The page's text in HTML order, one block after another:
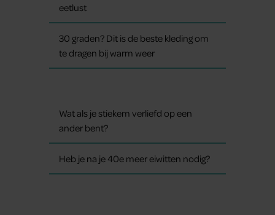
eetlust
30 graden? Dit is de beste kleding om
te dragen bij warm weer
Wat als je stiekem verliefd op een
ander bent?
Heb je na je 40e meer eiwitten nodig?